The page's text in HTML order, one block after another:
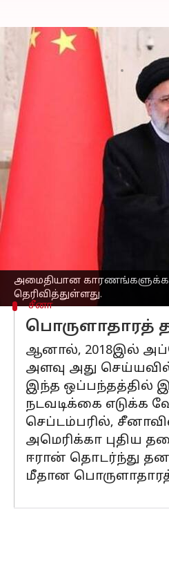
அமைதியான
தெரிவித்துள்ளது.
சீனா-
எழுதியவர் Sindhuja SM Feb 14,
செய்தி முன்னோட்டம்
சீனாவின்
அழைப்பு
வெளிப்படுத்தினார்
ஈரான் அணுசக்தி
பங்கேற்கும்" என்று
2015ஆம் ஆண்டு
மட்டுமல்லாமல்
சீனா
பொருளாதாரத்
ஆனால், 2018இல்
அளவு அது
இந்த ஒப்பந்தத்தில்
நடவடிக்கை எடுக்க
செப்டம்பரில்,
அமெரிக்கா புதிய
ஈரான் தொடர்ந்து
மீதான பொருளாதாரத்